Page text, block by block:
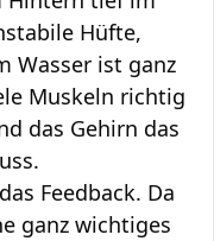
Hüfte,
Wasser ist ganz
Muskeln richtig
das Gehirn das
Feedback. Da
ganz wichtiges